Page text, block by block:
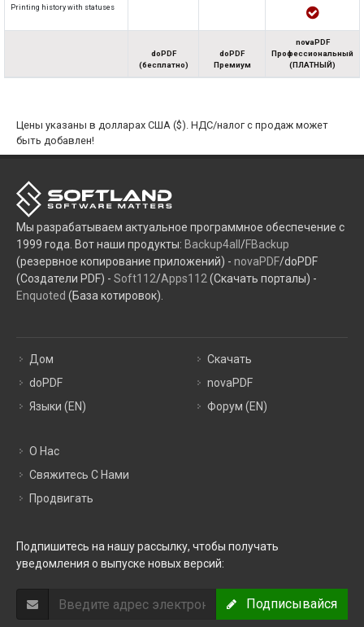
Printing history with statuses
doPDF
(бесплатно)
doPDF
Премиум
novaPDF
Профессиональный
(ПЛАТНЫЙ)
Цены указаны в долларах США ($). НДС/налог с продаж может
быть добавлен!
Мы разрабатываем актуальное программное обеспечение с
1999 года. Вот наши продукты: Backup4all /FBackup
(резервное копирование приложений) - novaPDF/doPDF
(Создатели PDF) - Soft112/Apps112 (Скачать порталы) -
Enquoted (База котировок).
Дом
doPDF
Языки (EN)
Скачать
novaPDF
Форум (EN)
О Нас
Свяжитесь С Нами
Продвигать
Подпишитесь на нашу рассылку, чтобы получать
уведомления о выпуске новых версий:
Подписывайся